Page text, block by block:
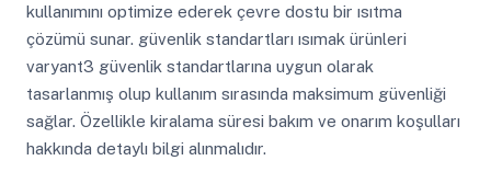
kullanımını optimize ederek çevre dostu bir ısıtma
çözümü sunar. güvenlik standartları ısımak ürünleri
varyant3 güvenlik standartlarına uygun olarak
tasarlanmış olup kullanım sırasında maksimum güvenliği
sağlar. Özellikle kiralama süresi bakım ve onarım koşulları
hakkında detaylı bilgi alınmalıdır.